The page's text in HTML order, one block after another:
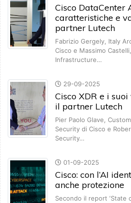
Cisco DataCenter
caratteristiche e
partner Lutech
Fabrizio Gergely, Italy
Cisco e Massimo
Infrastructure…
29-09-2025
Cisco XDR e i
il partner Lutech
Pier Paolo Glave,
Security di Cisco e
Security…
01-09-2025
Cisco: con l’AI
anche protezione
Secondo il report ‘State